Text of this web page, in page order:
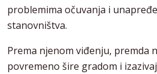
problemima očuvanja i
stanovništva.
Prema njenom viđenju, premda
povremeno šire gradom i